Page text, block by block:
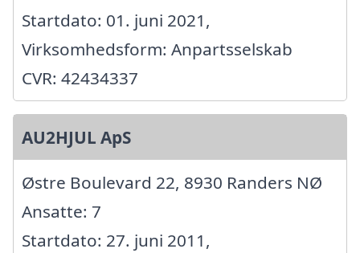
Startdato: 01. juni 2021,
Virksomhedsform: Anpartsselskab
CVR: 42434337
AU2HJUL ApS
Østre Boulevard 22, 8930 Randers NØ
Ansatte: 7
Startdato: 27. juni 2011,